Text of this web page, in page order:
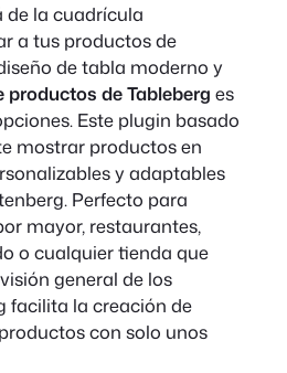
de la cuadrícula
a tus productos de
de tabla moderno y
productos de Tableberg es
Este plugin basado
mostrar productos en
y adaptables
Perfecto para
mayor, restaurantes,
o cualquier tienda que
general de los
facilita la creación de
con solo unos